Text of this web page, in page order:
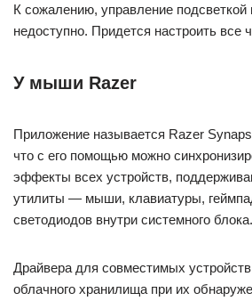
К сожалению, управление
недоступно. Придется настроить
У мыши Razer
Приложение называется Razer
что с его помощью можно
эффекты всех устройств,
утилиты — мыши, клавиатуры,
светодиодов внутри системного блока.
Драйвера для совместимых
облачного хранилища при их